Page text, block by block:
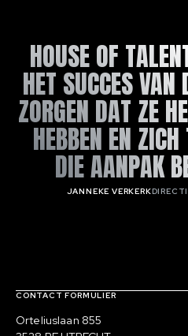
HOUSE OF
HET SUCCES VAN
ZORGEN DAT ZE
HEBBEN EN
DIE AANPAK
JANNEKE VERKERK
Contact, verdere links
CONTACT FORMULIER
Bezoekadres
Orteliuslaan 855